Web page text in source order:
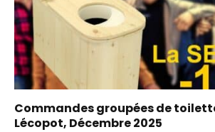
Commandes groupées de
Lécopot, Décembre 2025